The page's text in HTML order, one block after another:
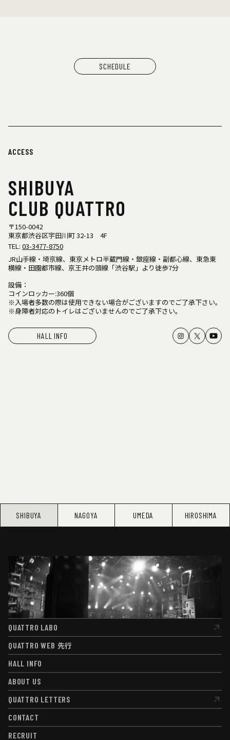
SCHEDULE
ACCESS
SHIBUYA
CLUB QUATTRO
〒150-0042
東京都渋谷区宇田川町 32-13 4F
TEL: 03-3477-8750
JR山手線・埼京線、東京メトロ半蔵門線・銀座線・副都心線、東急東
横線・田園都市線、京王井の頭線「渋谷駅」より徒歩7分
設備：
コインロッカー:360個
※入場者多数の際は使用できない場合がございますのでご了承下さい。
※身障者対応のトイレはございませんのでご了承下さい。
HALL INFO
SHIBUYA NAGOYA UMEDA HIROSHIMA
QUATTRO LABO
QUATTRO LABO
QUATTRO WEB 先行
QUATTRO WEB先行
HALL INFO
HALL INFO
ABOUT US
ABOUT US
QUATTRO LETTERS
QUATTRO LETTERS
CONTACT
CONTACT
RECRUIT